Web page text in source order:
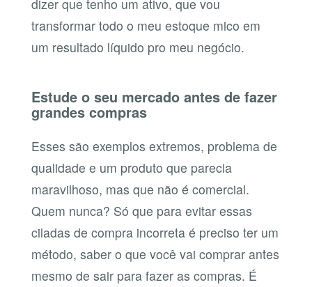
dizer que tenho um ativo, que vou
transformar todo o meu estoque mico em
um resultado líquido pro meu negócio.
Estude o seu mercado antes de fazer
grandes compras
Esses são exemplos extremos, problema de
qualidade e um produto que parecia
maravilhoso, mas que não é comercial.
Quem nunca? Só que para evitar essas
ciladas de compra incorreta é preciso ter um
método, saber o que você vai comprar antes
mesmo de sair para fazer as compras. É